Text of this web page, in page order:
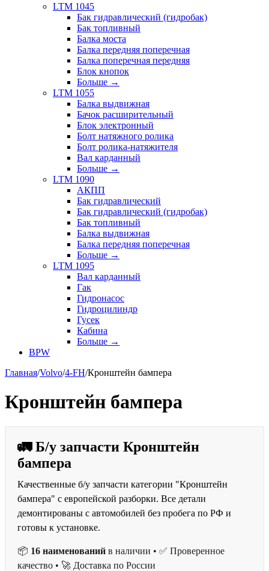
LTM 1045
Бак гидравлический (гидробак)
Бак топливный
Балка моста
Балка передняя поперечная
Балка поперечная передняя
Блок кнопок
Больше →
LTM 1055
Балка выдвижная
Бачок расширительный
Блок электронный
Болт натяжного ролика
Болт ролика-натяжителя
Вал карданный
Больше →
LTM 1090
АКПП
Бак гидравлический
Бак гидравлический (гидробак)
Бак топливный
Балка выдвижная
Балка передняя поперечная
Больше →
LTM 1095
Вал карданный
Гак
Гидронасос
Гидроцилиндр
Гусек
Кабина
Больше →
BPW
Главная/Volvo/4-FH/Кронштейн бампера
Кронштейн бампера
🚛 Б/у запчасти Кронштейн
бампера
Качественные б/у запчасти категории "Кронштейн
бампера" с европейской разборки. Все детали
демонтированы с автомобилей без пробега по РФ и
готовы к установке.
📦 16 наименований в наличии • ✅ Проверенное
качество • 🚀 Доставка по России